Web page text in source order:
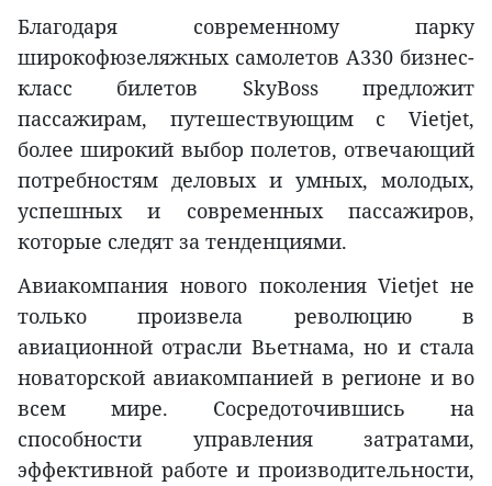
Благодаря современному парку
широкофюзеляжных самолетов A330 бизнес-
класс билетов SkyBoss предложит
пассажирам, путешествующим с Vietjet,
более широкий выбор полетов, отвечающий
потребностям деловых и умных, молодых,
успешных и современных пассажиров,
которые следят за тенденциями.
Авиакомпания нового поколения Vietjet не
только произвела революцию в
авиационной отрасли Вьетнама, но и стала
новаторской авиакомпанией в регионе и во
всем мире. Сосредоточившись на
способности управления затратами,
эффективной работе и производительности,